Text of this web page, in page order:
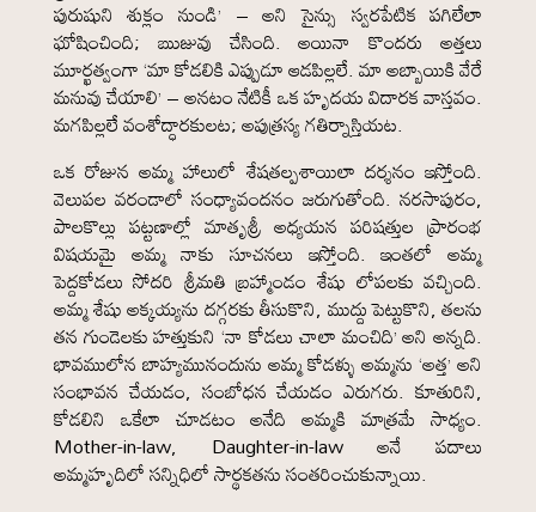
పురుషుని శుక్లం నుండి’ – అని సైన్సు స్వరపేటిక పగిలేలా
ఘోషించింది; ఋజువు చేసింది. అయినా కొందరు అత్తలు
మూర్ఖత్వంగా ‘మా కోడలికి ఎప్పుడూ ఆడపిల్లలే. మా అబ్బాయికి వేరే
మనువు చేయాలి’ – అనటం నేటికీ ఒక హృదయ విదారక వాస్తవం.
మగపిల్లలే వంశోద్ధారకులట; అపుత్రస్య గతిర్నాస్తియట.
ఒక రోజున అమ్మ హాలులో శేషతల్పశాయిలా దర్శనం ఇస్తోంది.
వెలుపల వరండాలో సంధ్యావందనం జరుగుతోంది. నరసాపురం,
పాలకొల్లు పట్టణాల్లో మాతృశ్రీ అధ్యయన పరిషత్తుల ప్రారంభ
విషయమై అమ్మ నాకు సూచనలు ఇస్తోంది. ఇంతలో అమ్మ
పెద్దకోడలు సోదరి శ్రీమతి బ్రహ్మాండం శేషు లోపలకు వచ్చింది.
అమ్మ శేషు అక్కయ్యను దగ్గరకు తీసుకొని, ముద్దు పెట్టుకొని, తలను
తన గుండెలకు హత్తుకుని ‘నా కోడలు చాలా మంచిది’ అని అన్నది.
భావములోన బాహ్యమునందును అమ్మ కోడళ్ళు అమ్మను ‘అత్త’ అని
సంభావన చేయడం, సంబోధన చేయడం ఎరుగరు. కూతురిని,
కోడలిని ఒకేలా చూడటం అనేది అమ్మకి మాత్రమే సాధ్యం.
Mother-in-law, Daughter-in-law అనే పదాలు
అమ్మహృదిలో సన్నిధిలో సార్థకతను సంతరించుకున్నాయి.